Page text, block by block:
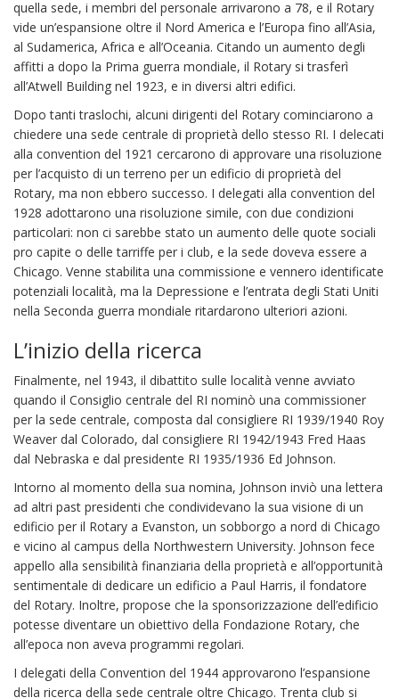
quella sede, i membri del personale arrivarono a 78, e il Rotary
vide un’espansione oltre il Nord America e l’Europa fino all’Asia,
al Sudamerica, Africa e all’Oceania. Citando un aumento degli
affitti a dopo la Prima guerra mondiale, il Rotary si trasferì
all’Atwell Building nel 1923, e in diversi altri edifici.
Dopo tanti traslochi, alcuni dirigenti del Rotary cominciarono a
chiedere una sede centrale di proprietà dello stesso RI. I delecati
alla convention del 1921 cercarono di approvare una risoluzione
per l’acquisto di un terreno per un edificio di proprietà del
Rotary, ma non ebbero successo. I delegati alla convention del
1928 adottarono una risoluzione simile, con due condizioni
particolari: non ci sarebbe stato un aumento delle quote sociali
pro capite o delle tarriffe per i club, e la sede doveva essere a
Chicago. Venne stabilita una commissione e vennero identificate
potenziali località, ma la Depressione e l’entrata degli Stati Uniti
nella Seconda guerra mondiale ritardarono ulteriori azioni.
L’inizio della ricerca
Finalmente, nel 1943, il dibattito sulle località venne avviato
quando il Consiglio centrale del RI nominò una commissioner
per la sede centrale, composta dal consigliere RI 1939/1940 Roy
Weaver dal Colorado, dal consigliere RI 1942/1943 Fred Haas
dal Nebraska e dal presidente RI 1935/1936 Ed Johnson.
Intorno al momento della sua nomina, Johnson inviò una lettera
ad altri past presidenti che condividevano la sua visione di un
edificio per il Rotary a Evanston, un sobborgo a nord di Chicago
e vicino al campus della Northwestern University. Johnson fece
appello alla sensibilità finanziaria della proprietà e all’opportunità
sentimentale di dedicare un edificio a Paul Harris, il fondatore
del Rotary. Inoltre, propose che la sponsorizzazione dell’edificio
potesse diventare un obiettivo della Fondazione Rotary, che
all’epoca non aveva programmi regolari.
I delegati della Convention del 1944 approvarono l’espansione
della ricerca della sede centrale oltre Chicago. Trenta club si